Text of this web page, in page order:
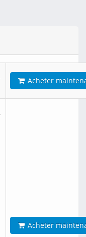
Acheter
Acheter